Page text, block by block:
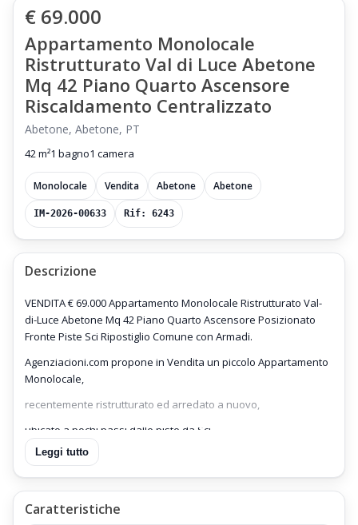
€ 69.000
Appartamento Monolocale
Ristrutturato Val di Luce Abetone
Mq 42 Piano Quarto Ascensore
Riscaldamento Centralizzato
Abetone, Abetone, PT
42 m²1 bagno1 camera
Monolocale Vendita Abetone Abetone
IM-2026-00633 Rif: 6243
Descrizione
VENDITA € 69.000 Appartamento Monolocale Ristrutturato Val-
di-Luce Abetone Mq 42 Piano Quarto Ascensore Posizionato
Fronte Piste Sci Ripostiglio Comune con Armadi.
Agenziacioni.com propone in Vendita un piccolo Appartamento
Monolocale,
recentemente ristrutturato ed arredato a nuovo,
ubicato a pochi passi dalle piste da Sci,
Monolocale Ristrutturato Val-di-Luce Abetone Mq 42 Piano
con ascensore.
Leggi tutto
Caratteristiche